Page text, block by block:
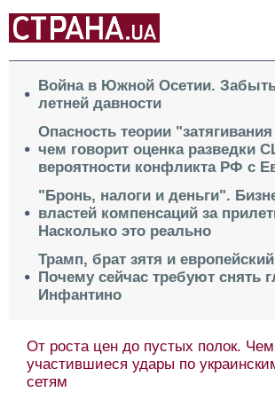
Война в Южной Осетии.
летней давности
Опасность теории
чем говорит оценка разведки
вероятности конфликта РФ с
"Бронь, налоги и деньги".
властей компенсаций за
Насколько это реально
Трамп, брат зятя и
Почему сейчас требуют снять
Инфантино
Весь мир отдать за Краматорск. О
условиях завершения войны